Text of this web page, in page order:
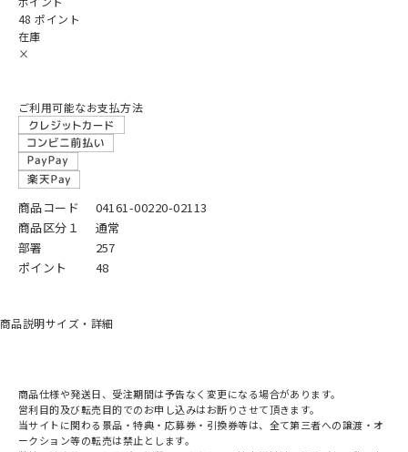
48 ポイント
在庫
×
ご利用可能なお支払方法
商品コード
04161-00220-02113
商品区分１
通常
部署
257
ポイント
48
商品説明サイズ・詳細
商品仕様や発送日、受注期間は予告なく変更になる場合があります。
営利目的及び転売目的でのお申し込みはお断りさせて頂きます。
当サイトに関わる景品・特典・応募券・引換券等は、全て第三者への譲渡・オ
ークション等の転売は禁止とします。